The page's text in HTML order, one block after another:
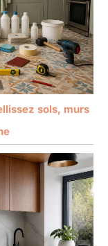
sols, murs